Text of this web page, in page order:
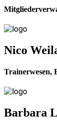
Nico
Trainerwesen,
Barbara